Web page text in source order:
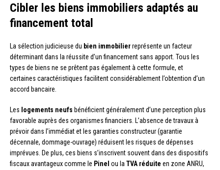
Cibler les biens immobiliers adaptés au
financement total
La sélection judicieuse du bien immobilierreprésente un facteur
déterminant dans la réussite d’un financement sans apport. Tous les
types de biens ne se prêtent pas également à cette formule, et
certaines caractéristiques facilitent considérablement l’obtention d’un
accord bancaire.
Les logements neufs bénéficient généralement d’une perception plus
favorable auprès des organismes financiers. L’absence de travaux à
prévoir dans l’immédiat et les garanties constructeur (garantie
décennale, dommage-ouvrage) réduisent les risques de dépenses
imprévues. De plus, ces biens s’inscrivent souvent dans des dispositifs
fiscaux avantageux comme le Pinel ou la TVA réduite en zone ANRU,